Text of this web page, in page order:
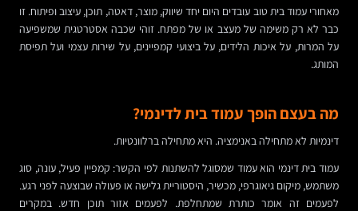
מאחורי עמוד בית טוב עובדים היום יחד שיווק, מוצר, דאטה, תוכן, עיצוב ופיתוח. זו
כבר לא רק משימה של מעצב או של מפתח. זוהי שכבה אסטרטגית שמשפיעה
על המרות, על איכות הלידים, על ביצועי קמפיינים, על שירות עצמי ועל תפיסת
המותג.
מה בעצם הופך עמוד בית לדינמי?
דינמיות לא מתחילה באנימציה. היא מתחילה ברלוונטיות.
עמוד בית דינמי הוא עמוד שמסוגל להשתנות לפי הקשר: קמפיין פעיל, עונה, סוג
משתמש, מיקום גיאוגרפי, מכשיר, היסטוריית גלישה או פעולה שבוצעה לפני רגע.
לפעמים זה אומר כותרת שמתחלפת. לפעמים אזור תוכן חדש. במקרים